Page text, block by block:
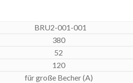
BRU2-001-001
380
52
120
für große Becher (A)